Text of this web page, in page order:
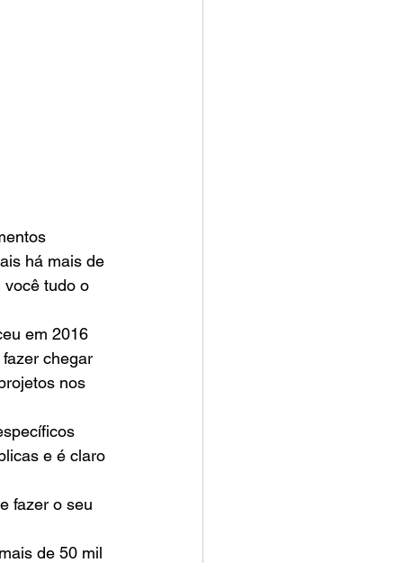
há mais de
você tudo o
em 2016
chegar
nos
e é claro
fazer o seu
de 50 mil